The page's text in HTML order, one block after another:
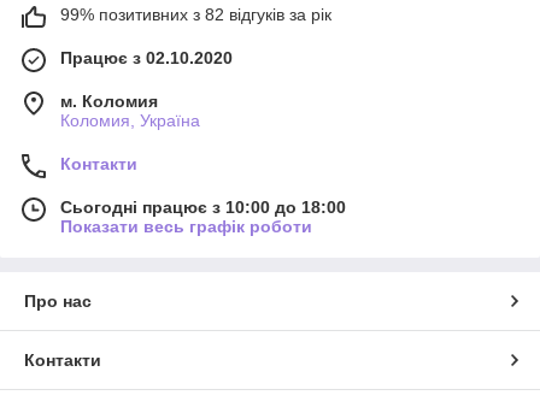
99% позитивних з 82 відгуків за рік
Працює з 02.10.2020
м. Коломия
Коломия, Україна
Контакти
Сьогодні працює з 10:00 до 18:00
Показати весь графік роботи
Про нас
Контакти